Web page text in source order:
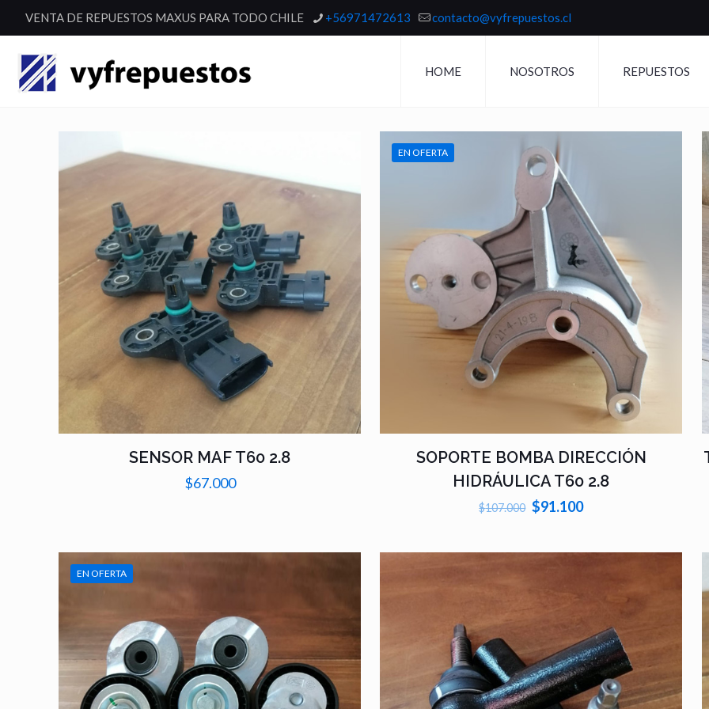
VENTA DE REPUESTOS MAXUS PARA TODO CHILE +56971472613 contacto@vyfrepuestos.cl
HOME NOSOTROS REPUESTOS
SENSOR MAF T60 2.8
$67.000
EN OFERTA
SOPORTE BOMBA DIRECCIÓN
HIDRÁULICA T60 2.8
$107.000 El
original
$107.000.
$91.100El
actual
$91.100.
EN OFERTA